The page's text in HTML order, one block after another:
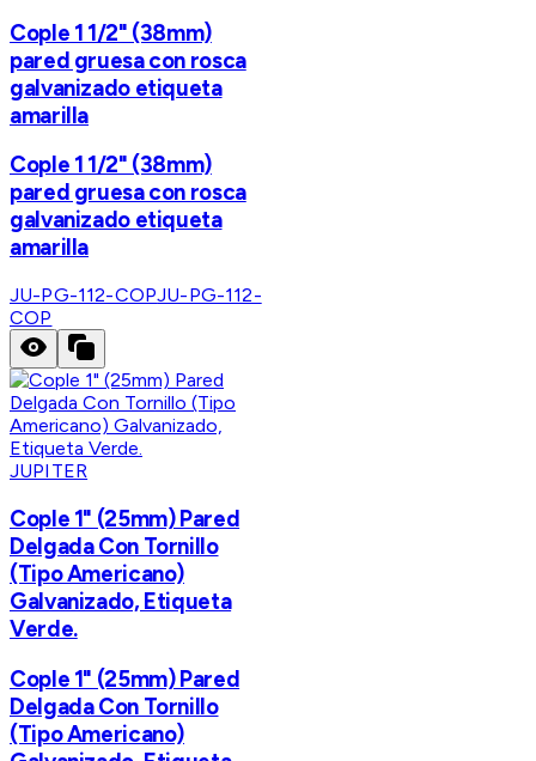
Cople 1 1/2" (38mm)
pared gruesa con rosca
galvanizado etiqueta
amarilla
Cople 1 1/2" (38mm)
pared gruesa con rosca
galvanizado etiqueta
amarilla
JU-PG-112-COPJU-PG-112-
COP
JUPITER
Cople 1" (25mm) Pared
Delgada Con Tornillo
(Tipo Americano)
Galvanizado, Etiqueta
Verde.
Cople 1" (25mm) Pared
Delgada Con Tornillo
(Tipo Americano)